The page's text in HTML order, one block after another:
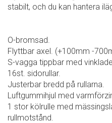
stabilt, och du kan hantera
O-bromsad.
Flyttbar axel. (+100mm -
S-vagga tippbar med
16st. sidorullar.
Justerbar bredd på rullarna.
Luftgummihjul med
1 stor kölrulle med
rullmotstånd.